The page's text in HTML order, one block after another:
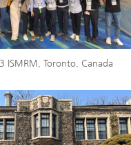
ISMRM, Toronto, Canada